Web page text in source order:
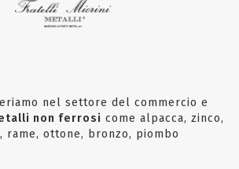
nel settore del commercio e
non ferrosi come alpacca, zinco,
rame, ottone, bronzo, piombo